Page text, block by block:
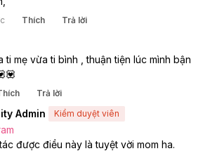
Thích Trả lời
ti mẹ vừa ti bình , thuận tiện lúc mình bận
Trả lời
Admin Kiểm duyệt viên
được điều này là tuyệt vời mom ha.